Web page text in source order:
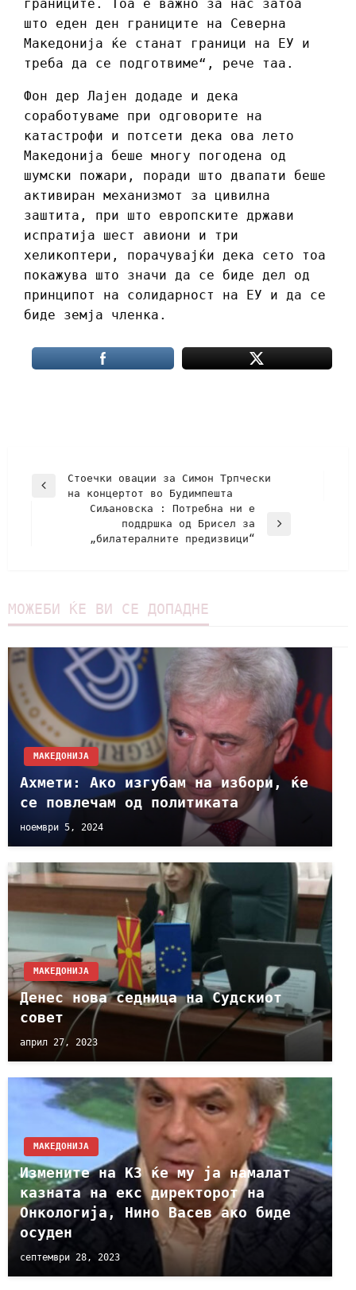
границите. Тоа е важно за нас затоа
што еден ден границите на Северна
Македонија ќе станат граници на ЕУ и
треба да се подготвиме“, рече таа.
Фон дер Лајен додаде и дека
соработуваме при одговорите на
катастрофи и потсети дека ова лето
Македонија беше многу погодена од
шумски пожари, поради што двапати беше
активиран механизмот за цивилна
заштита, при што европските држави
испратија шест авиони и три
хеликоптери, порачувајќи дека сето тоа
покажува што значи да се биде дел од
принципот на солидарност на ЕУ и да се
биде земја членка.
Стоечки овации за Симон Трпчески
на концертот во Будимпешта
Сиљановска : Потребна ни е
поддршка од Брисел за
„билатералните предизвици“
МОЖЕБИ ЌЕ ВИ СЕ ДОПАДНЕ
МАКЕДОНИЈА
Ахмети: Ако изгубам на избори, ќе
се повлечам од политиката
ноември 5, 2024
МАКЕДОНИЈА
Денес нова седница на Судскиот
совет
април 27, 2023
МАКЕДОНИЈА
Измените на КЗ ќе му ја намалат
казната на екс директорот на
Онкологија, Нино Васев ако биде
осуден
септември 28, 2023